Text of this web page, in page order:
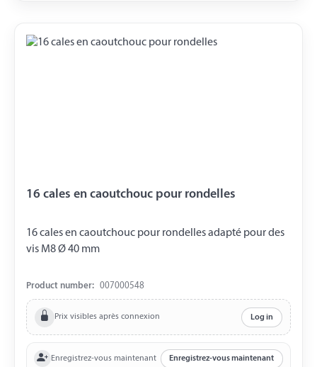
16 cales en caoutchouc pour rondelles
16 cales en caoutchouc pour rondelles adapté pour des
vis M8 Ø 40 mm
Product number: 007000548
Prix visibles après connexion Log in
Enregistrez-vous maintenant Enregistrez-vous maintenant